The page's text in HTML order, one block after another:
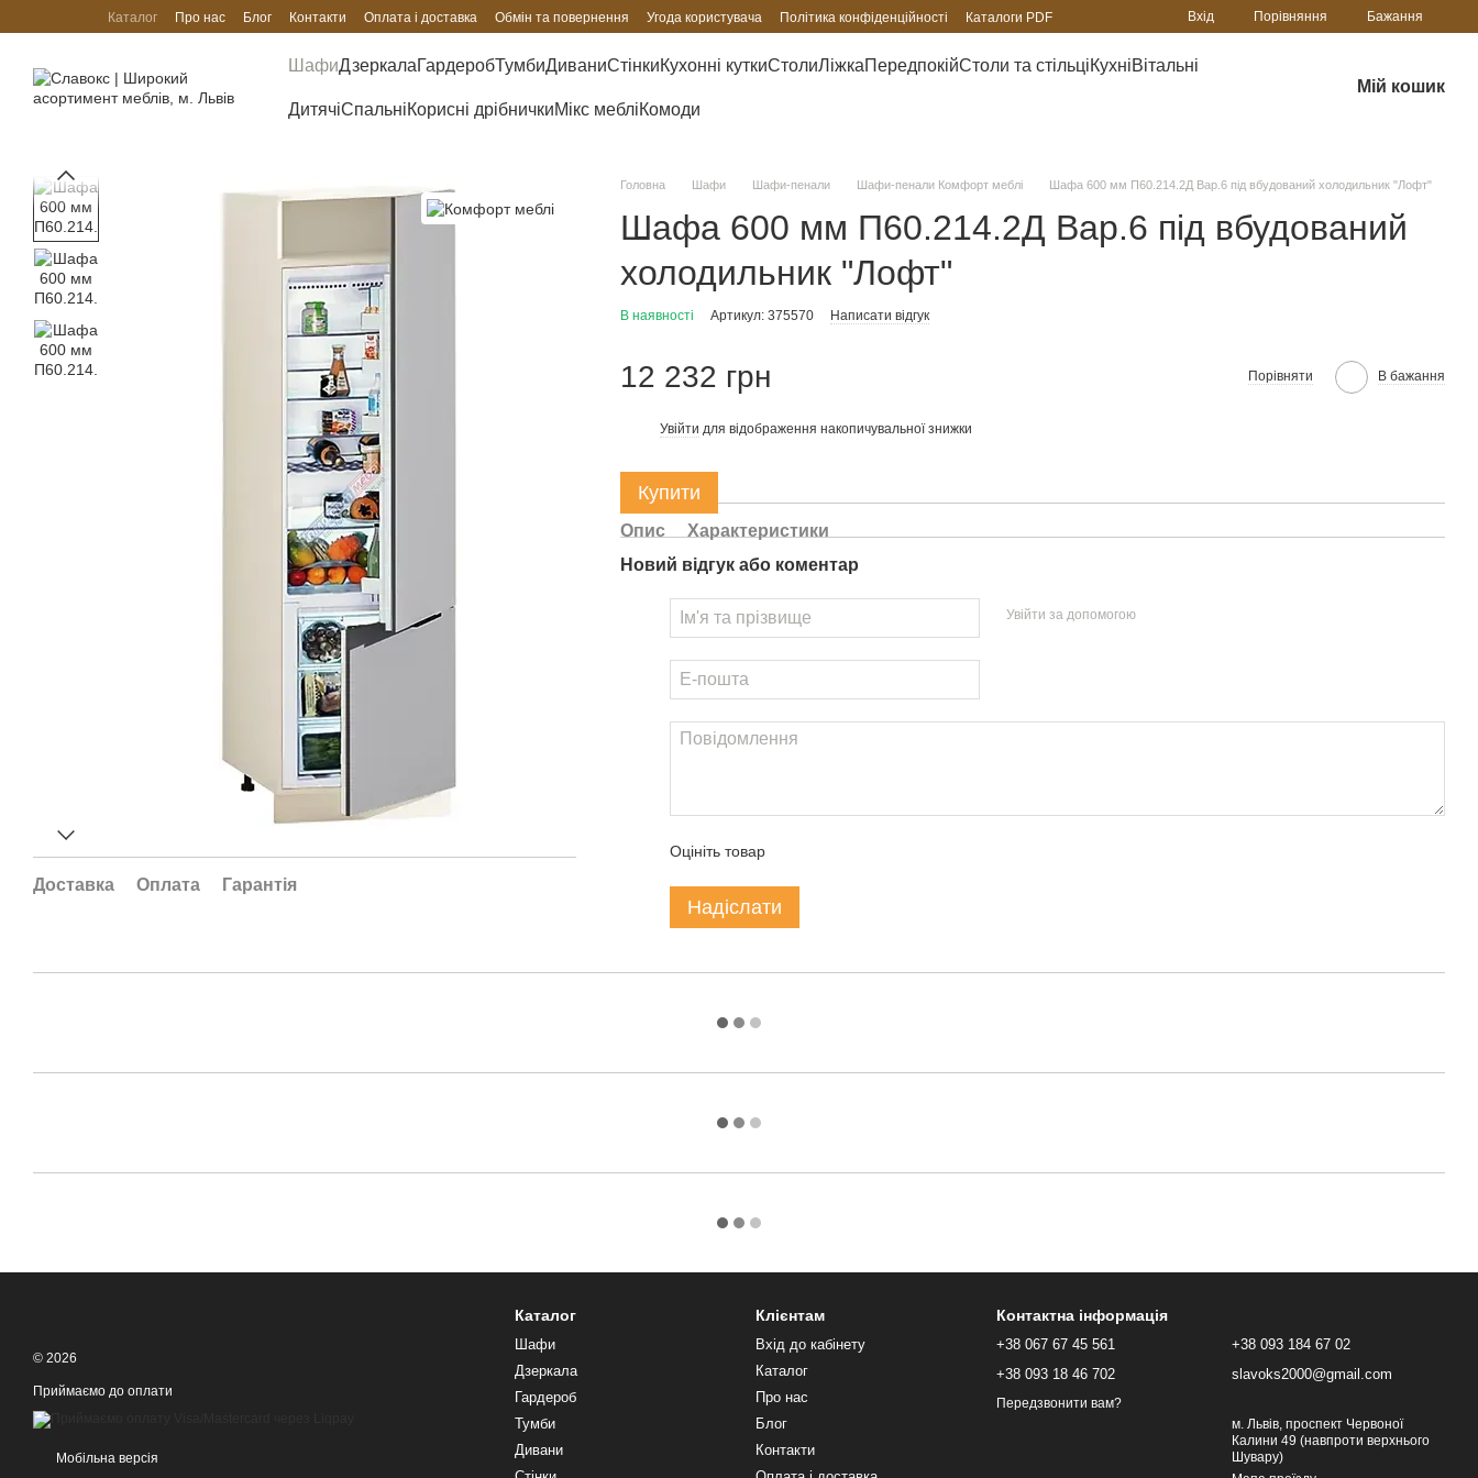
Перейти до основного контенту
Каталог Про нас Блог Контакти Оплата і доставка Обмін та повернення Угода користувача Політика конфіденційності Каталоги PDF Вхід Порівняння Бажання
ШафиДзеркалаГардеробТумбиДиваниСтінкиКухонні куткиСтолиЛіжкаПередпокійСтоли та стільціКухніВітальні
ДитячіСпальніКорисні дрібничкиМікс мебліКомоди
Мій кошик
Доставка Оплата Гарантія
Головна Шафи Шафи-пенали Шафи-пенали Комфорт меблі Шафа 600 мм П60.214.2Д Вар.6 під вбудований холодильник "Лофт"
Шафа 600 мм П60.214.2Д Вар.6 під вбудований
холодильник "Лофт"
В наявності Артикул: 375570 Написати відгук
12 232 грн Порівняти В бажання
Увійти для відображення накопичувальної знижки
Купити
Опис
Характеристики
Новий відгук або коментар
Увійти за допомогою
Оцініть товар
Надіслати
© 2026
Приймаємо до оплати
Мобільна версія
Каталог
Шафи
Дзеркала
Гардероб
Тумби
Дивани
Клієнтам
Вхід до кабінету
Каталог
Про нас
Блог
Контакти
Контактна інформація
+38 067 67 45 561
+38 093 18 46 702
Передзвонити вам?
+38 093 184 67 02
slavoks2000@gmail.com
м. Львів, проспект Червоної
Калини 49 (навпроти верхнього
Шувару)